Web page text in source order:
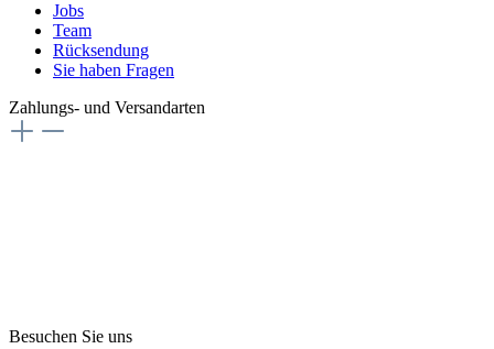
Jobs
Team
Rücksendung
Sie haben Fragen
Zahlungs- und Versandarten
Besuchen Sie uns